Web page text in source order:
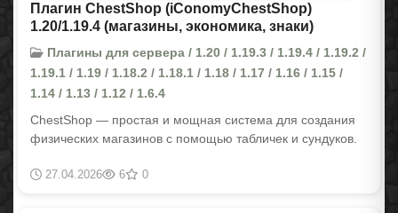
Плагин ChestShop (iConomyChestShop)
1.20/1.19.4 (магазины, экономика, знаки)
Плагины для сервера / 1.20 / 1.19.3 / 1.19.4 / 1.19.2 /
1.19.1 / 1.19 / 1.18.2 / 1.18.1 / 1.18 / 1.17 / 1.16 / 1.15 /
1.14 / 1.13 / 1.12 / 1.6.4
ChestShop — простая и мощная система для создания
физических магазинов с помощью табличек и сундуков.
27.04.2026 6 0